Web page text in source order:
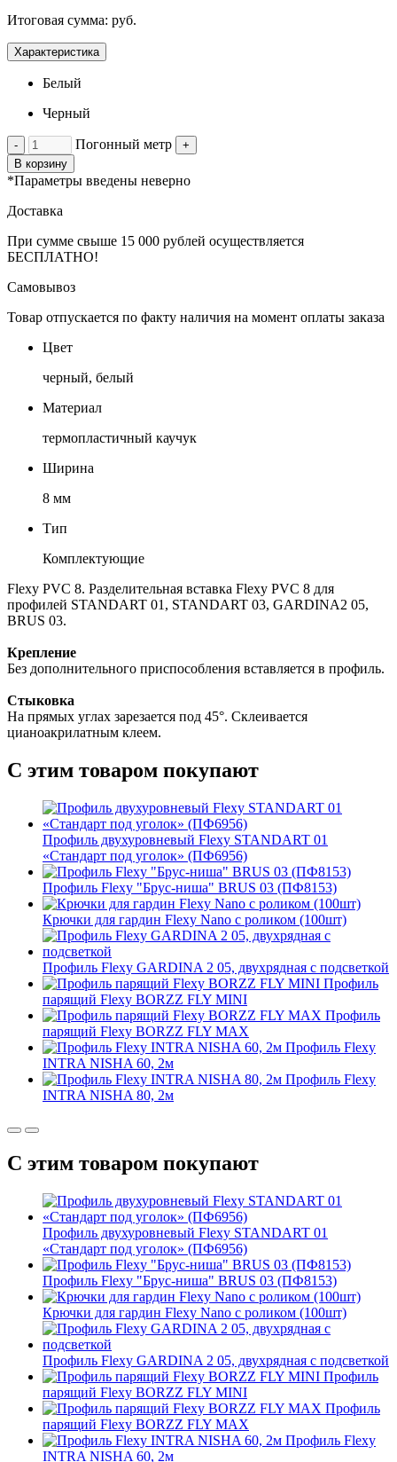
Итоговая сумма: руб.
Характеристика
Белый
Черный
- Погонный метр
+
В корзину
*Параметры введены неверно
Доставка
При сумме свыше 15 000 рублей осуществляется
БЕСПЛАТНО!
Самовывоз
Товар отпускается по факту наличия на момент оплаты заказа
Цвет
черный, белый
Материал
термопластичный каучук
Ширина
8 мм
Тип
Комплектующие
Flexy PVC 8. Разделительная вставка Flexy PVC 8 для
профилей STANDART 01, STANDART 03, GARDINA2 05,
BRUS 03.
Крепление
Без дополнительного приспособления вставляется в профиль.
Стыковка
На прямых углах зарезается под 45°. Склеивается
цианоакрилатным клеем.
С этим товаром покупают
Профиль двухуровневый Flexy STANDART 01
«Стандарт под уголок» (ПФ6956)
Профиль Flexy "Брус-ниша" BRUS 03 (ПФ8153)
Крючки для гардин Flexy Nano с роликом (100шт)
Профиль Flexy GARDINA 2 05, двухрядная с подсветкой
Профиль
парящий Flexy BORZZ FLY MINI
Профиль
парящий Flexy BORZZ FLY MAX
Профиль Flexy
INTRA NISHA 60, 2м
Профиль Flexy
INTRA NISHA 80, 2м
С этим товаром покупают
Профиль двухуровневый Flexy STANDART 01
«Стандарт под уголок» (ПФ6956)
Профиль Flexy "Брус-ниша" BRUS 03 (ПФ8153)
Крючки для гардин Flexy Nano с роликом (100шт)
Профиль Flexy GARDINA 2 05, двухрядная с подсветкой
Профиль
парящий Flexy BORZZ FLY MINI
Профиль
парящий Flexy BORZZ FLY MAX
Профиль Flexy
INTRA NISHA 60, 2м